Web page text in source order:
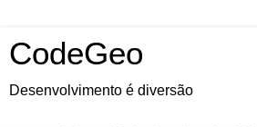
CodeGeo
Desenvolvimento é diversão